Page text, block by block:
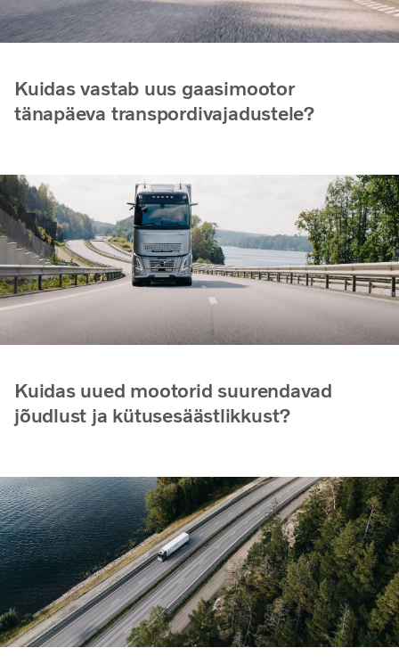
Kuidas vastab uus gaasimootor
tänapäeva transpordivajadustele?
Kuidas uued mootorid suurendavad
jõudlust ja kütusesäästlikkust?